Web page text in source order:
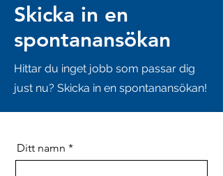
Skicka in en
spontanansökan
Hittar du inget jobb som passar dig
just nu? Skicka in en spontanansökan!
Ditt namn